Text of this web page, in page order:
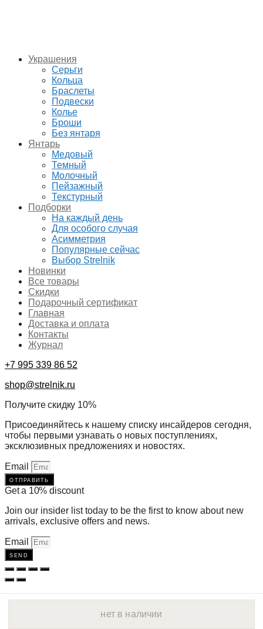
нет в наличии
Украшения
Серьги
Кольца
Браслеты
Подвески
Колье
Броши
Без янтаря
Янтарь
Медовый
Темный
Молочный
Пейзажный
Текстурный
Подборки
На каждый день
Для особого случая
Асимметрия
Популярные сейчас
Выбор Strelnik
Новинки
Все товары
Скидки
Подарочный сертификат
Главная
Доставка и оплата
Контакты
Журнал
+7 995 339 86 52
shop@strelnik.ru
Получите скидку 10%
Присоединяйтесь к нашему списку инсайдеров сегодня,
чтобы первыми узнавать о новых поступлениях,
эксклюзивных предложениях и новостях.
Email
отправить
Get a 10% discount
Join our insider list today to be the first to know about new
arrivals, exclusive offers and news.
Email
send